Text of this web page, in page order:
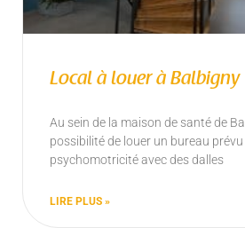
Local à louer à Balbigny
Au sein de la maison de santé de
possibilité de louer un bureau
psychomotricité avec des dalles
LIRE PLUS »